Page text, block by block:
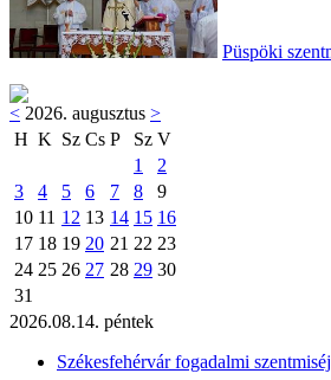
Püspöki
< 2026. augusztus >
H K Sz Cs P Sz V
1
2
3
4 5 6 7 8
9
10 11 12 13 14 15 16
17 18 19 20 21 22 23
24 25 26 27 28 29 30
31
2026.08.14. péntek
Székesfehérvár fogadalmi